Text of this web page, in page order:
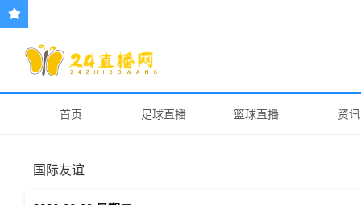
首页 足球直播 篮球直播 资讯
国际友谊